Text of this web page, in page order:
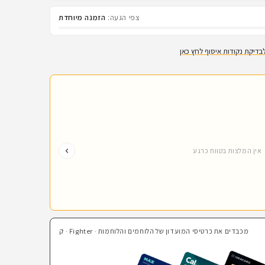
צפי הגעה: הזמנה מיוחדת
נקודות איסוף לחץ כאן
אין המלצות בטווח כרגע
מכבדים את כרטיסי המועדון של הלוחמים והלוחמות · Fighter · קרנות השוטרים · בהצדעה · חבר